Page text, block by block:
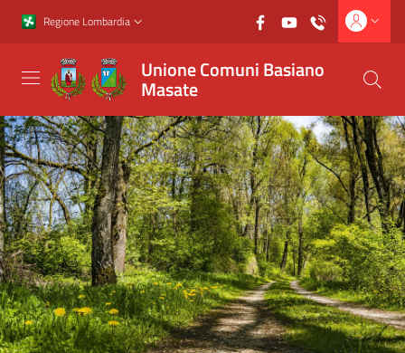
Vai al contenuto principale
Vai al footer
Regione Lombardia
Unione Comuni Basiano
Masate